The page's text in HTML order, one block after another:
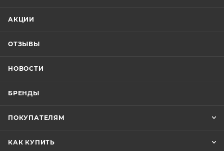
АКЦИИ
ОТЗЫВЫ
НОВОСТИ
БРЕНДЫ
ПОКУПАТЕЛЯМ
КАК КУПИТЬ